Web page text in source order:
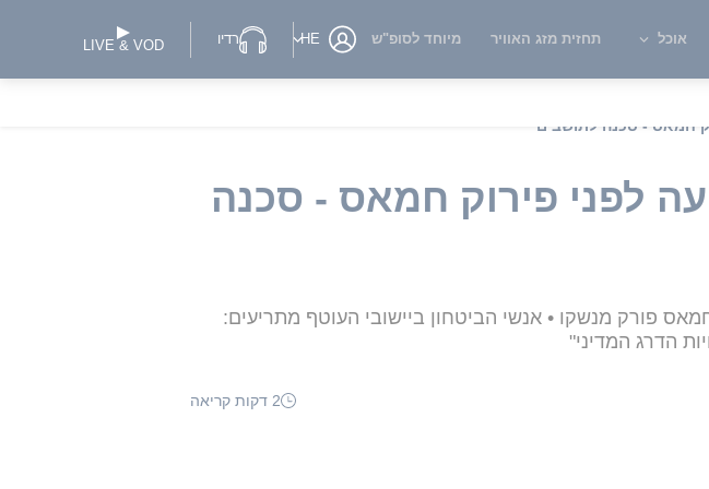
אוכל תחזית מזג האוויר מיוחד לסופ"ש HE רדיו LIVE & VOD
חמאס - סכנה לתושבים
לפני פירוק חמאס - סכנה
פורק מנשקו • אנשי הביטחון ביישובי העוטף מתריעים:
הדרג המדיני"
2 דקות קריאה